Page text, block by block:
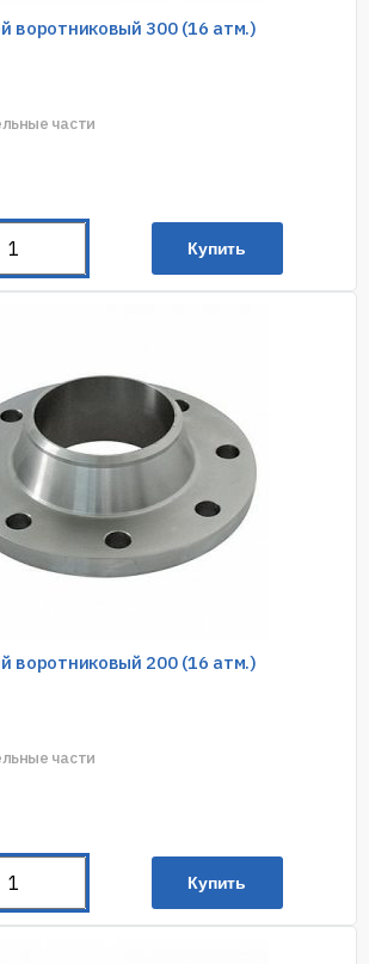
воротниковый 300 (16 атм.)
части
Купить
воротниковый 200 (16 атм.)
части
Купить